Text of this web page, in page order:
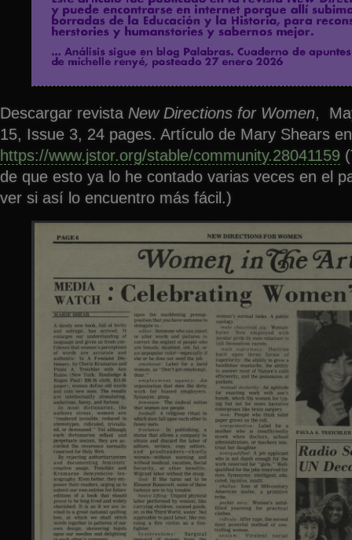
Descargar revista New Directions for Women,
15, Issue 3, 24 pages. Artículo de Mary Shears
https://www.jstor.org/stable/community.28041159
de que esto ya lo he contado varias veces en el
ver si así lo encuentro más fácil.)